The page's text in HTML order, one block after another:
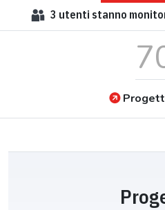
3 utenti stanno